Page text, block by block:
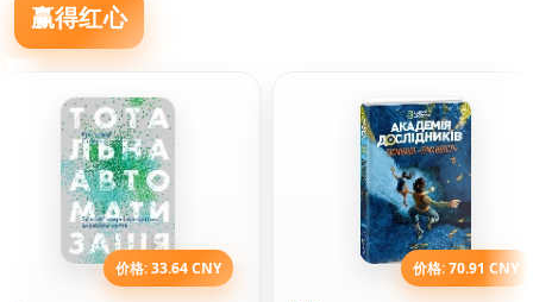
赢得红心
价格: 33.64 CNY 价格: 70.91 CNY